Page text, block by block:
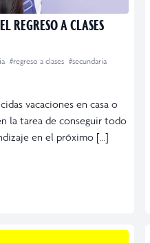
REGRESO A CLASES
#regreso a clases #secundaria
vacaciones en casa o
la tarea de conseguir todo
en el próximo […]